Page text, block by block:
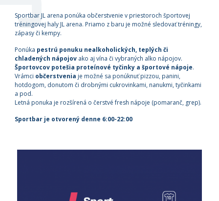
Sportbar JL arena ponúka občerstvenie v priestoroch športovej
tréningovej haly JL arena. Priamo z baru je možné sledovať tréningy,
zápasy či kempy.
Ponúka pestrú ponuku nealkoholických, teplých či
chladených nápojov ako aj vína či vybraných alko nápojov.
Športovcov potešia proteínové tyčinky a športové nápoje.
Vrámci občerstvenia je možné sa ponúknuť pizzou, panini,
hotdogom, donutom či drobnými cukrovinkami, nanukmi, tyčinkami
a pod.
Letná ponuka je rozšírená o čerstvé fresh nápoje (pomaranč, grep).
Sportbar je otvorený denne 6:00-22:00